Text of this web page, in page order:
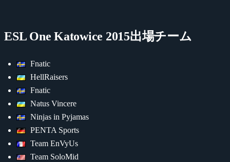
ESL One Katowice 2015出場チーム
Fnatic
HellRaisers
Fnatic
Natus Vincere
Ninjas in Pyjamas
PENTA Sports
Team EnVyUs
Team SoloMid